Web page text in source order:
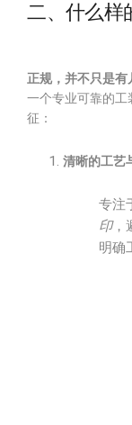
二、什么样
正规，并不只是有
一个专业可靠的工
征：
清晰的工艺
专注
印，
明确